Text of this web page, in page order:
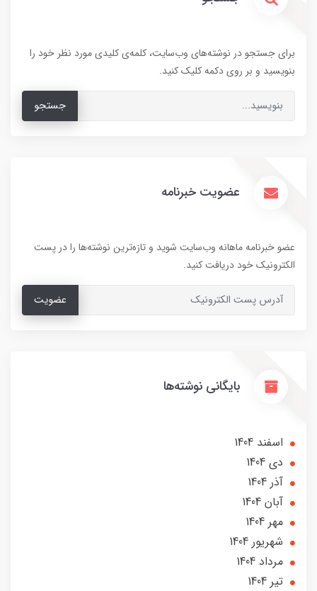
برای جستجو در نوشته‌های وب‌سایت، کلمه‌ی کلیدی مورد نظر خود را
بنویسید و بر روی دکمه کلیک کنید.
جستجو
عضویت خبرنامه
عضو خبرنامه ماهانه وب‌سایت شوید و تازه‌ترین نوشته‌ها را در پست
الکترونیک خود دریافت کنید.
عضویت
بایگانی نوشته‌ها
اسفند 1404
دی 1404
آذر 1404
آبان 1404
مهر 1404
شهریور 1404
مرداد 1404
تير 1404